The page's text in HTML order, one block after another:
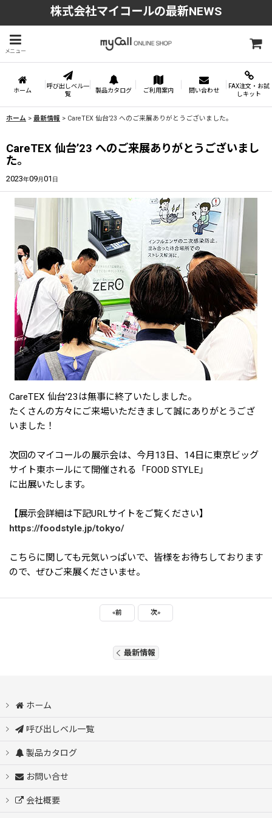
株式会社マイコールの最新NEWS
メニュー
ホーム
呼び出しベル一
覧
製品カタログ ご利用案内 問い合わせ
FAX注文・お試
しキット
ホーム > 最新情報 > CareTEX 仙台’23 へのご来展ありがとうございました。
CareTEX 仙台’23 へのご来展ありがとうございまし
た。
2023年09月01 日
CareTEX 仙台’23は無事に終了いたしました。
たくさんの方々にご来場いただきまして誠にありがとうござ
いました！
次回のマイコールの展示会は、今月13日、14日に東京ビッグ
サイト東ホールにて開催される「FOOD STYLE」
に出展いたします。
【展示会詳細は下記URLサイトをご覧ください】
https://foodstyle.jp/tokyo/
こちらに関しても元気いっぱいで、皆様をお待ちしております
ので、ぜひご来展くださいませ。
«前 次»
最新情報
ホーム
呼び出しベル一覧
製品カタログ
お問い合せ
会社概要